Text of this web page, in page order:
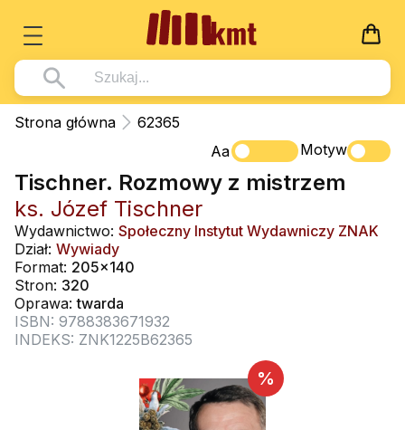
Książki
Wszystko z kategorii - Książki
Pismo Święte
Kościół Katolicki
Duszpasterstwo
Teologia
Życie chrześcijańskie
Duchowość
Wszystko z kategorii - Multimedia
DVD
CD-ROM
Muzyka
Rekolekcje i inne na CD
Śpiew i modlitwa
Muzyka klasyczna
Dla Dzieci
Wszystko z kategorii - Dla Dzieci
Literatura (D)
Płyty, DVD (D)
Podręczniki i pomoce dydaktyczne
Podręczniki
Wszystko z kategorii - Podręczniki
Podręczniki i pomoce dydaktyczne
Zabawa i Nauka
Nowości
Zaloguj się
Strona główna
62365
Aa
Motyw
%
Tischner. Rozmowy z mistrzem
ks. Józef Tischner
Wydawnictwo: Społeczny Instytut Wydawniczy ZNAK
Dział: Wywiady
Format: 205x140
Stron: 320
Oprawa:twarda
ISBN: 9788383671932
INDEKS: ZNK1225B62365